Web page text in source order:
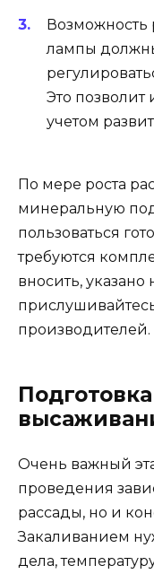
Возможность
лампы
Это позволит
учетом
По мере роста
минеральную
пользоваться
требуются
вносить, указано
производителей.
Очень важный
проведения
рассады, но и
Закаливанием
дела,